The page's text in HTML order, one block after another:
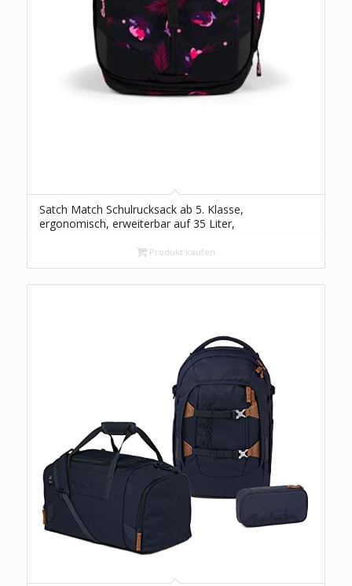
Satch Match Schulrucksack ab 5. Klasse,
ergonomisch, erweiterbar auf 35 Liter,
Produkt kaufen